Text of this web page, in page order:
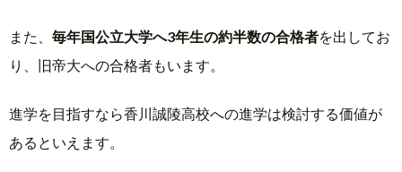
また、 毎年国公立大学へ3年生の約半数の合格者を出してお
り、旧帝大への合格者もいます。
進学を目指すなら香川誠陵高校への進学は検討する価値が
あるといえます。